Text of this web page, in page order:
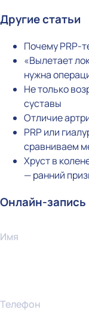
Другие статьи
Почему PRP-
«Вылетает
нужна
Не только
суставы
Отличие
PRP или
сравниваем
Хруст в
— ранний
Онлайн-запись
Имя
Телефон